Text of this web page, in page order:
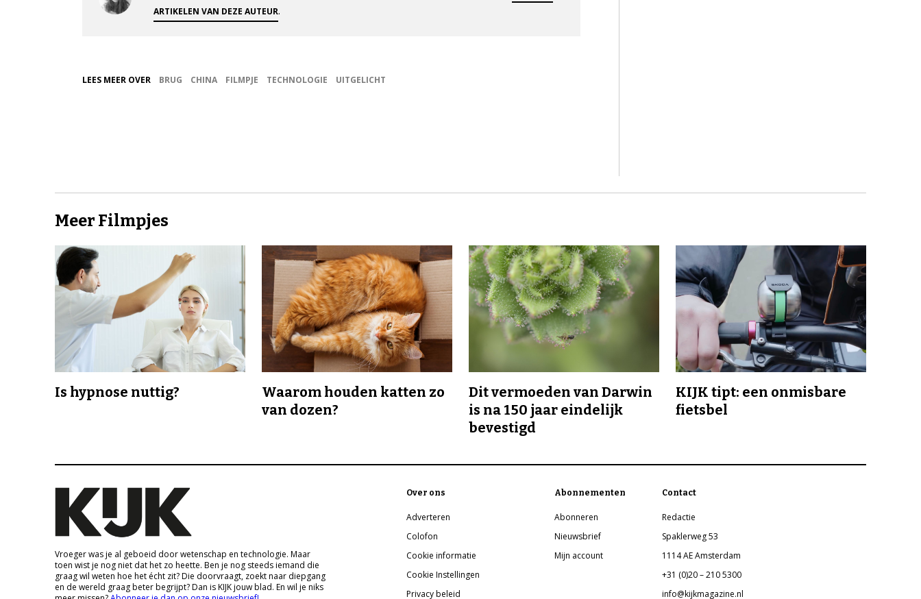
ARTIKELEN VAN DEZE AUTEUR.
LEES MEER OVER BRUG CHINA FILMPJE TECHNOLOGIE UITGELICHT
Meer Filmpjes
Is hypnose nuttig?
Waarom houden katten zo
van dozen?
Dit vermoeden van Darwin
is na 150 jaar eindelijk
bevestigd
KIJK tipt: een onmisbare
fietsbel
Vroeger was je al geboeid door wetenschap en technologie. Maar
toen wist je nog niet dat het zo heette. Ben je nog steeds iemand die
graag wil weten hoe het écht zit? Die doorvraagt, zoekt naar diepgang
en de wereld graag beter begrijpt? Dan is KIJK jouw blad. En wil je niks
Over ons
Adverteren
Colofon
Cookie informatie
Cookie Instellingen
Privacy beleid
Abonnementen
Abonneren
Nieuwsbrief
Mijn account
Contact
Redactie
Spaklerweg 53
1114 AE Amsterdam
+31 (0)20 – 210 5300
info@kijkmagazine.nl